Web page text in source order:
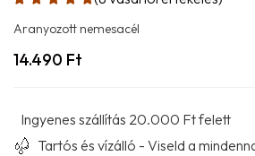
Aranyozott nemesacél
14.490 Ft
Ingyenes szállítás 20.000 Ft felett
Tartós és vízálló - Viseld a